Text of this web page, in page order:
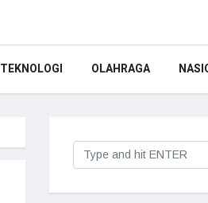
TEKNOLOGI OLAHRAGA